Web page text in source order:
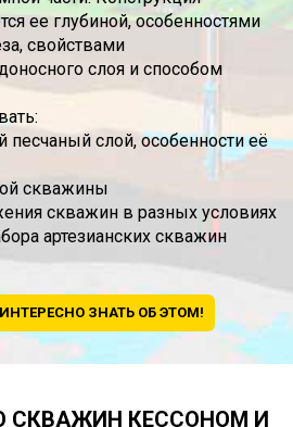
ее глубиной, особенностями
свойствами
слоя и способом
слой, особенности её
скважины
скважин в разных условиях
артезианских скважин
ЗНАТЬ ОБ ЭТОМ!
СКВАЖИН КЕССОНОМ И